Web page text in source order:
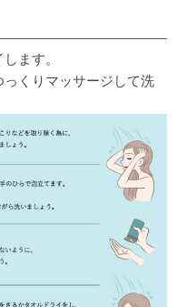
ます。
くりマッサージして洗